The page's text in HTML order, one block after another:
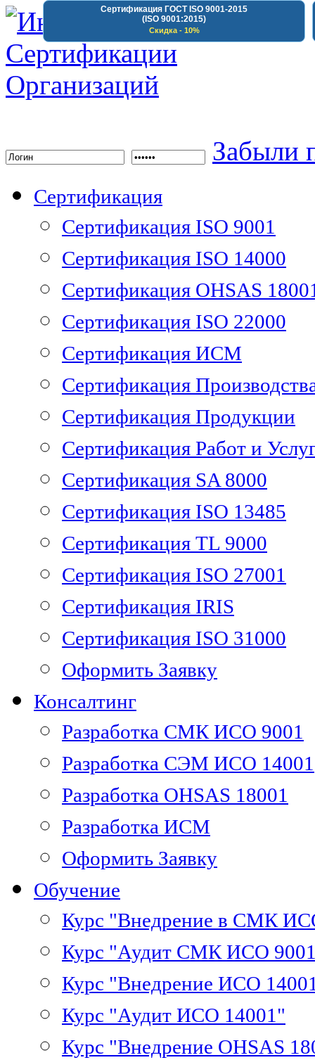
Сертификация ГОСТ ISO 9001-2015
(ISO 9001:2015)
Скидка - 10%
Забыли
Сертификация
Сертификация ISO 9001
Сертификация ISO 14000
Сертификация OHSAS
Сертификация ISO 22000
Сертификация ИСМ
Сертификация
Сертификация Продукции
Сертификация Работ и
Сертификация SA 8000
Сертификация ISO 13485
Сертификация TL 9000
Сертификация ISO 27001
Сертификация IRIS
Сертификация ISO 31000
Оформить Заявку
Консалтинг
Разработка СМК ИСО 9001
Разработка СЭМ ИСО 14001
Разработка OHSAS 18001
Разработка ИСМ
Оформить Заявку
Обучение
Курс "Внедрение в СМК
Курс "Аудит СМК ИСО
Курс "Внедрение ИСО
Курс "Аудит ИСО 14001"
Курс "Внедрение OHSAS